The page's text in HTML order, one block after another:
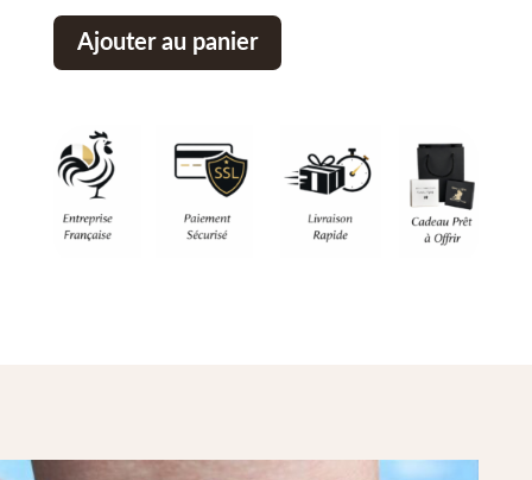
Ajouter au panier